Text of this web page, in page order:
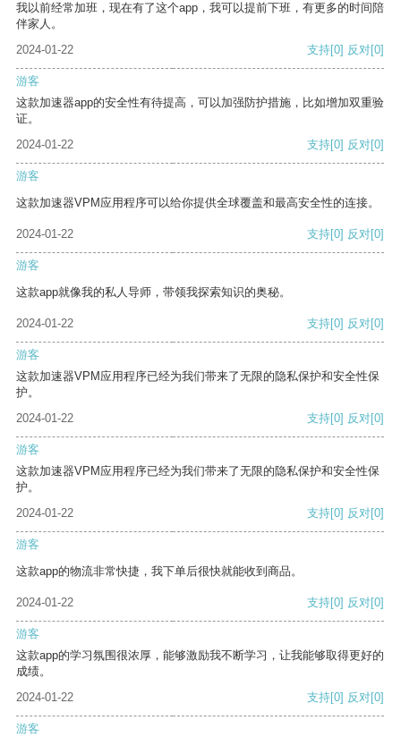
我以前经常加班，现在有了这个app，我可以提前下班，有更多的时间陪
伴家人。
2024-01-22
支持[0] 反对[0]
游客
这款加速器app的安全性有待提高，可以加强防护措施，比如增加双重验
证。
2024-01-22
支持[0] 反对[0]
游客
这款加速器VPM应用程序可以给你提供全球覆盖和最高安全性的连接。
2024-01-22 支持[0] 反对[0]
游客
这款app就像我的私人导师，带领我探索知识的奥秘。
2024-01-22 支持[0] 反对[0]
游客
这款加速器VPM应用程序已经为我们带来了无限的隐私保护和安全性保
护。
2024-01-22
支持[0] 反对[0]
游客
这款加速器VPM应用程序已经为我们带来了无限的隐私保护和安全性保
护。
2024-01-22
支持[0] 反对[0]
游客
这款app的物流非常快捷，我下单后很快就能收到商品。
2024-01-22 支持[0] 反对[0]
游客
这款app的学习氛围很浓厚，能够激励我不断学习，让我能够取得更好的
成绩。
2024-01-22
支持[0] 反对[0]
游客